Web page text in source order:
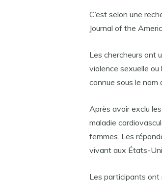
C’est selon une
Journal of the
Les chercheurs ont
violence sexuelle
connue sous le nom
Après avoir exclu
maladie
femmes. Les
vivant aux États-
Les participants ont